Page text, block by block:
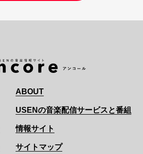
ABOUT
USENの音楽配信サービスと番組
情報サイト
サイトマップ